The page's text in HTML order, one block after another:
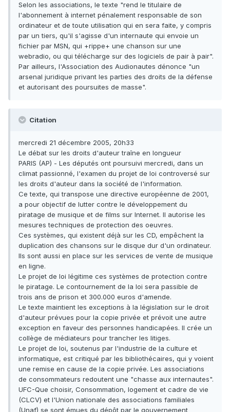
Selon les associations, le texte "rend le titulaire de
l'abonnement à internet pénalement responsable de son
ordinateur et de toute utilisation qui en sera faite, y compris
par un tiers, qu'il s'agisse d'un internaute qui envoie un
fichier par MSN, qui +rippe+ une chanson sur une
webradio, ou qui télécharge sur des logiciels de pair à pair".
Par ailleurs, l'Association des Audionautes dénonce "un
arsenal juridique privant les parties des droits de la défense
et autorisant des poursuites de masse".
Citation
mercredi 21 décembre 2005, 20h33
Le débat sur les droits d'auteur traîne en longueur
PARIS (AP) - Les députés ont poursuivi mercredi, dans un
climat passionné, l'examen du projet de loi controversé sur
les droits d'auteur dans la société de l'information.
Ce texte, qui transpose une directive européenne de 2001,
a pour objectif de lutter contre le développement du
piratage de musique et de films sur Internet. Il autorise les
mesures techniques de protection des oeuvres.
Ces systèmes, qui existent déjà sur les CD, empêchent la
duplication des chansons sur le disque dur d'un ordinateur.
Ils sont aussi en place sur les services de vente de musique
en ligne.
Le projet de loi légitime ces systèmes de protection contre
le piratage. Le contournement de la loi sera passible de
trois ans de prison et 300.000 euros d'amende.
Le texte maintient les exceptions à la législation sur le droit
d'auteur prévues pour la copie privée et prévoit une autre
exception en faveur des personnes handicapées. Il crée un
collège de médiateurs pour trancher les litiges.
Le projet de loi, soutenus par l'industrie de la culture et
informatique, est critiqué par les bibliothécaires, qui y voient
une remise en cause de la copie privée. Les associations
de consommateurs redoutent une "chasse aux internautes".
UFC-Que choisir, Consommation, logement et cadre de vie
(CLCV) et l'Union nationale des associations familiales
(Unaf) se sont émues du dépôt par le gouvernement